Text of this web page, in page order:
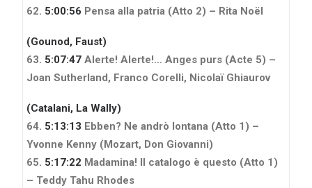
62. 5:00:56 Pensa alla patria (Atto 2) – Rita Noël
(Gounod, Faust)
63. 5:07:47 Alerte! Alerte!… Anges purs (Acte 5) –
Joan Sutherland, Franco Corelli, Nicolaï Ghiaurov
(Catalani, La Wally)
64. 5:13:13 Ebben? Ne andrò lontana (Atto 1) –
Yvonne Kenny (Mozart, Don Giovanni)
65. 5:17:22 Madamina! Il catalogo è questo (Atto 1)
– Teddy Tahu Rhodes